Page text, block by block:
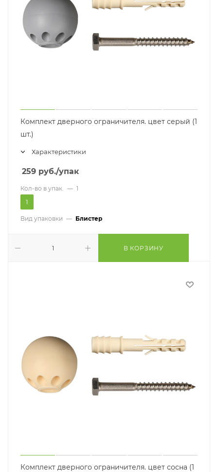
Комплект дверного ограничителя. цвет серый (1
шт.)
Характеристики
259 руб./упак
Кол-во в упак. — 1
1
Вид упаковки — Блистер
В КОРЗИНУ
Комплект дверного ограничителя. цвет сосна (1